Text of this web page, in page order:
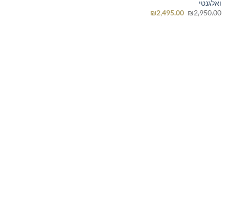
ואלגנטי
₪2,950.00
המחיר
₪2,495.00